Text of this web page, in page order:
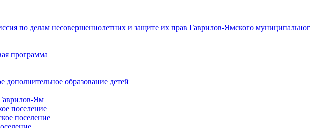
по делам несовершеннолетних и защите их прав Гаврилов-Ямского
программа
образование детей
Ям
поселение
поселение